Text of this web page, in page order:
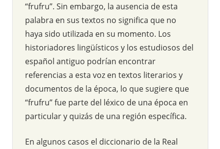
“frufru”. Sin embargo, la ausencia de esta
palabra en sus textos no significa que no
haya sido utilizada en su momento. Los
historiadores lingüísticos y los estudiosos del
español antiguo podrían encontrar
referencias a esta voz en textos literarios y
documentos de la época, lo que sugiere que
“frufru” fue parte del léxico de una época en
particular y quizás de una región específica.
En algunos casos el diccionario de la Real